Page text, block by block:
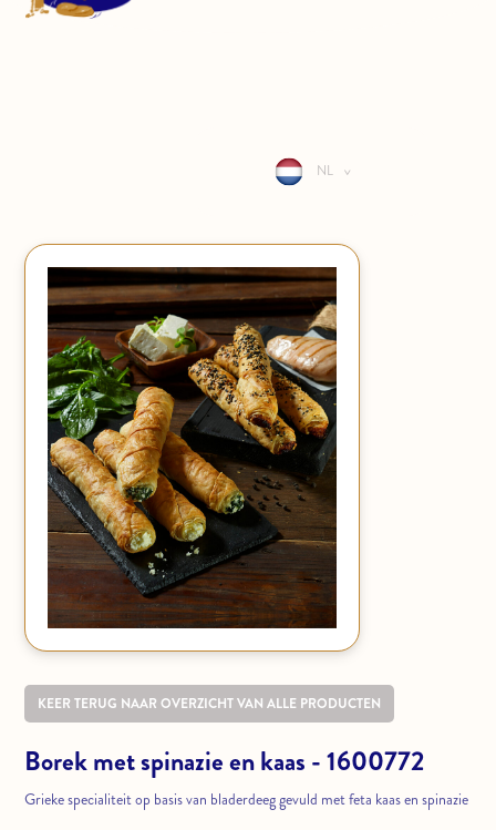
KEER TERUG NAAR OVERZICHT VAN ALLE PRODUCTEN
Borek met spinazie en kaas - 1600772
Grieke specialiteit op basis van bladerdeeg gevuld met feta kaas en spinazie
NL >